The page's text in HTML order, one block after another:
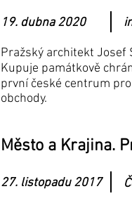
19. dubna 2020
Pražský architekt Josef
Kupuje památkově
první české centrum
obchody.
Město a Krajina.
27. listopadu 2017